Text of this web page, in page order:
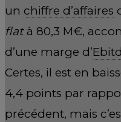
un chiffre d’affaires
flatà 80,3 M€,
d’une marge d’
Certes, il est en
4,4 points par
précédent, mais